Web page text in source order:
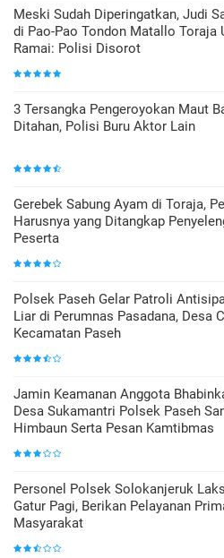
Meski Sudah Diperingatkan, Judi
di Pao-Pao Tondon Matallo Toraja
Ramai: Polisi Disorot
3 Tersangka Pengeroyokan Maut
Ditahan, Polisi Buru Aktor Lain
Gerebek Sabung Ayam di Toraja,
Harusnya yang Ditangkap
Peserta
Polsek Paseh Gelar Patroli
Liar di Perumnas Pasadana, Desa
Kecamatan Paseh
Jamin Keamanan Anggota
Desa Sukamantri Polsek Paseh
Himbaun Serta Pesan Kamtibmas
Personel Polsek Solokanjeruk
Gatur Pagi, Berikan Pelayanan
Masyarakat